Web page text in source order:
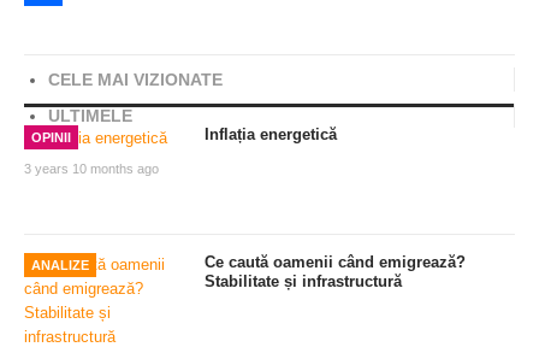
CELE MAI VIZIONATE
ULTIMELE
OPINII
3 years 10 months ago
Inflația energetică
ANALIZE
Ce caută oamenii când emigrează?
Stabilitate și infrastructură